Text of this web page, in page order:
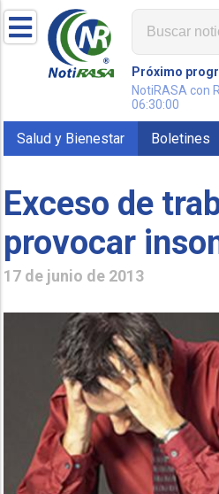
Próximo
NotiRASA con
06:30:00
Salud y Bienestar Boletines
Exceso de
provocar
17 de junio de 2013